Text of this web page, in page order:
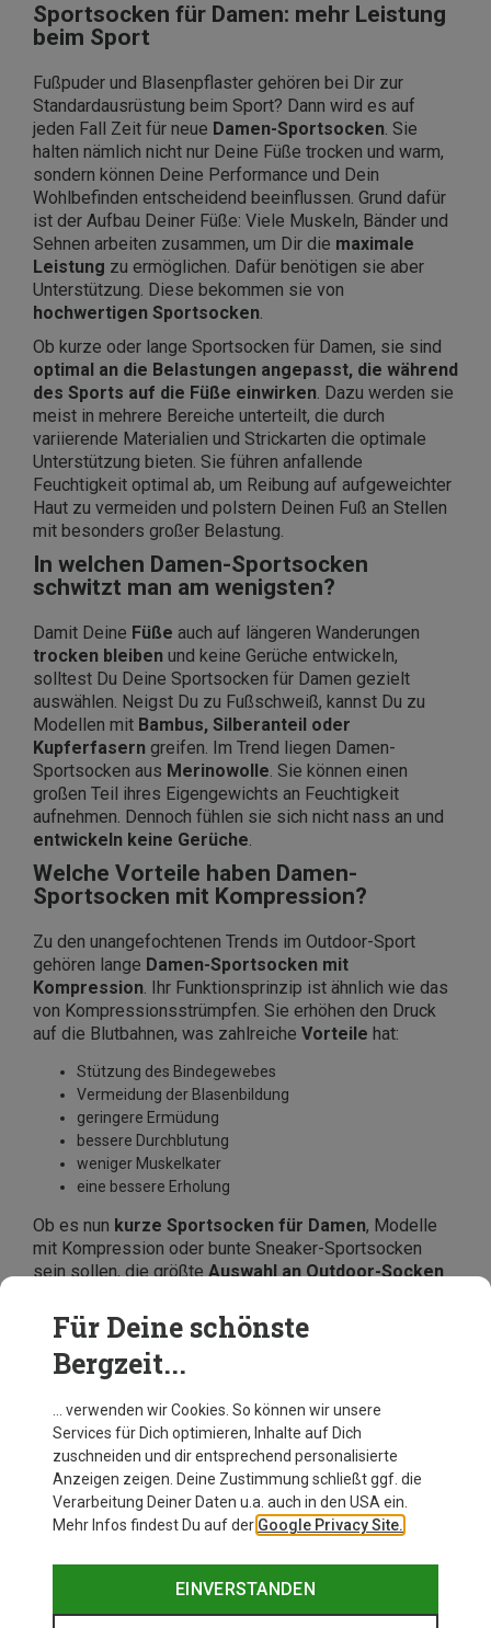
Sportsocken für Damen: mehr Leistung
beim Sport
Fußpuder und Blasenpflaster gehören bei Dir zur
Standardausrüstung beim Sport? Dann wird es auf
jeden Fall Zeit für neue Damen-Sportsocken. Sie
halten nämlich nicht nur Deine Füße trocken und warm,
sondern können Deine Performance und Dein
Wohlbefinden entscheidend beeinflussen. Grund dafür
ist der Aufbau Deiner Füße: Viele Muskeln, Bänder und
Sehnen arbeiten zusammen, um Dir die maximale
Leistung zu ermöglichen. Dafür benötigen sie aber
Unterstützung. Diese bekommen sie von
hochwertigen Sportsocken.
Ob kurze oder lange Sportsocken für Damen, sie sind
optimal an die Belastungen angepasst, die während
des Sports auf die Füße einwirken. Dazu werden sie
meist in mehrere Bereiche unterteilt, die durch
variierende Materialien und Strickarten die optimale
Unterstützung bieten. Sie führen anfallende
Feuchtigkeit optimal ab, um Reibung auf aufgeweichter
Haut zu vermeiden und polstern Deinen Fuß an Stellen
mit besonders großer Belastung.
In welchen Damen-Sportsocken
schwitzt man am wenigsten?
Damit Deine Füße auch auf längeren Wanderungen
trocken bleiben und keine Gerüche entwickeln,
solltest Du Deine Sportsocken für Damen gezielt
auswählen. Neigst Du zu Fußschweiß, kannst Du zu
Modellen mit Bambus, Silberanteil oder
Kupferfasern greifen. Im Trend liegen Damen-
Sportsocken aus Merinowolle. Sie können einen
großen Teil ihres Eigengewichts an Feuchtigkeit
aufnehmen. Dennoch fühlen sie sich nicht nass an und
entwickeln keine Gerüche.
Welche Vorteile haben Damen-
Sportsocken mit Kompression?
Zu den unangefochtenen Trends im Outdoor-Sport
gehören lange Damen-Sportsocken mit
Kompression. Ihr Funktionsprinzip ist ähnlich wie das
von Kompressionsstrümpfen. Sie erhöhen den Druck
auf die Blutbahnen, was zahlreiche Vorteile hat:
Stützung des Bindegewebes
Vermeidung der Blasenbildung
geringere Ermüdung
bessere Durchblutung
weniger Muskelkater
eine bessere Erholung
Ob es nun kurze Sportsocken für Damen, Modelle
mit Kompression oder bunte Sneaker-Sportsocken
sein sollen, die größteAuswahl an Outdoor-Socken
Wandersocken, Fahrradsocken, Laufsocken oder
Skisocken, entdecke funktionale Modelle von beliebten
Marken wieDynafit, Maloja oder Odlo
Für Deine schönste
Bergzeit...
… verwenden wir Cookies. So können wir unsere
Services für Dich optimieren, Inhalte auf Dich
zuschneiden und dir entsprechend personalisierte
Anzeigen zeigen. Deine Zustimmung schließt ggf. die
Verarbeitung Deiner Daten u.a. auch in den USA ein.
Mehr Infos findest Du auf der Google Privacy Site.
EINVERSTANDEN